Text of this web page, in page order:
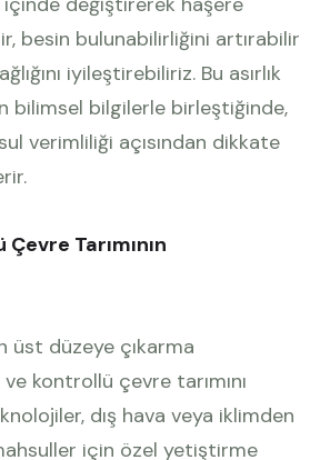
besin bulunabilirliğini artırabilir
iyileştirebiliriz. Bu asırlık
bilimsel bilgilerle birleştiğinde,
verimliliği açısından dikkate
Tarımının
üst düzeye çıkarma
ve kontrollü çevre tarımını
dış hava veya iklimden
için özel yetiştirme